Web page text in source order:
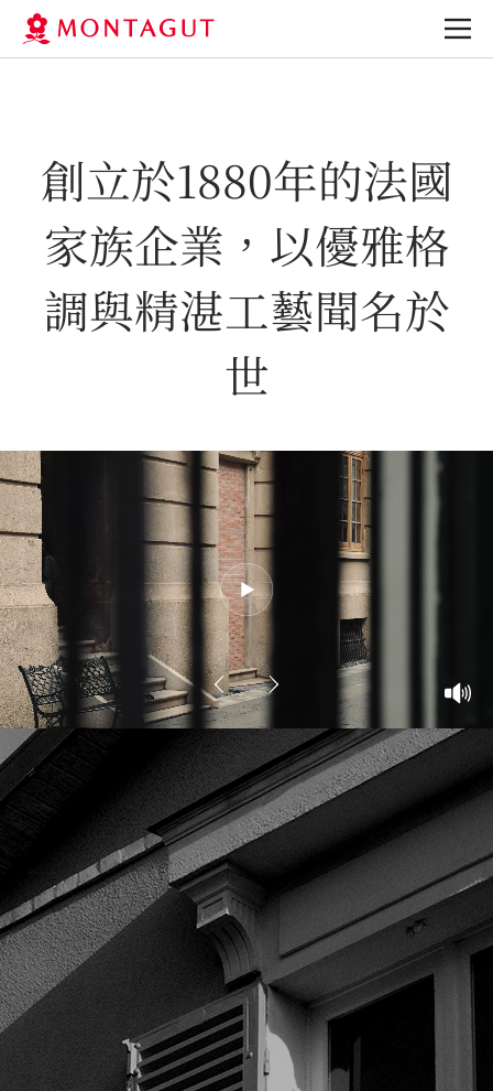
創立於1880年的法國
家族企業，以優雅格
調與精湛工藝聞名於
世